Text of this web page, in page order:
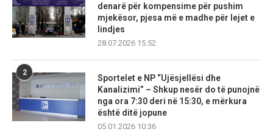
denarë për kompensime për pushim
mjekësor, pjesa më e madhe për lejet e
lindjes
28.07.2026 15:52
2
Sportelet e NP “Ujësjellësi dhe
Kanalizimi” – Shkup nesër do të punojnë
nga ora 7:30 deri në 15:30, e mërkura
është ditë jopune
05.01.2026 10:36